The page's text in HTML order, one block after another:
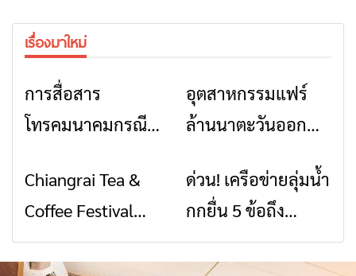
เรื่องมาใหม่
การสื่อสาร
โทรคมนาคมกรณีภัย
สัญญาณขาด การ
สื่อสารต้องไม่หยุด
ข่าวเชียงราย
อุตสาหกรรมแฟร์
ล้านนาตะวันออก
สินค้าเด่น และเสน่ห์
วัฒนธรรมจาก 4
จังหวัด เชียงราย
ข่าวเชียงราย
Chiangrai Tea &
Coffee Festival
2026
ข่าวเชียงราย
ด่วน! เครือข่ายลุ่มน้ำ
กกยื่น 5 ข้อถึง
รัฐบาล จี้นายกฯ ลง